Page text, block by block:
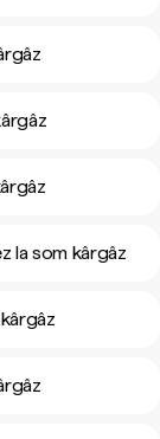
la som kârgâz